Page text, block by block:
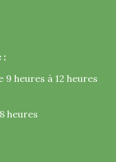
:
9 heures à 12 heures
heures